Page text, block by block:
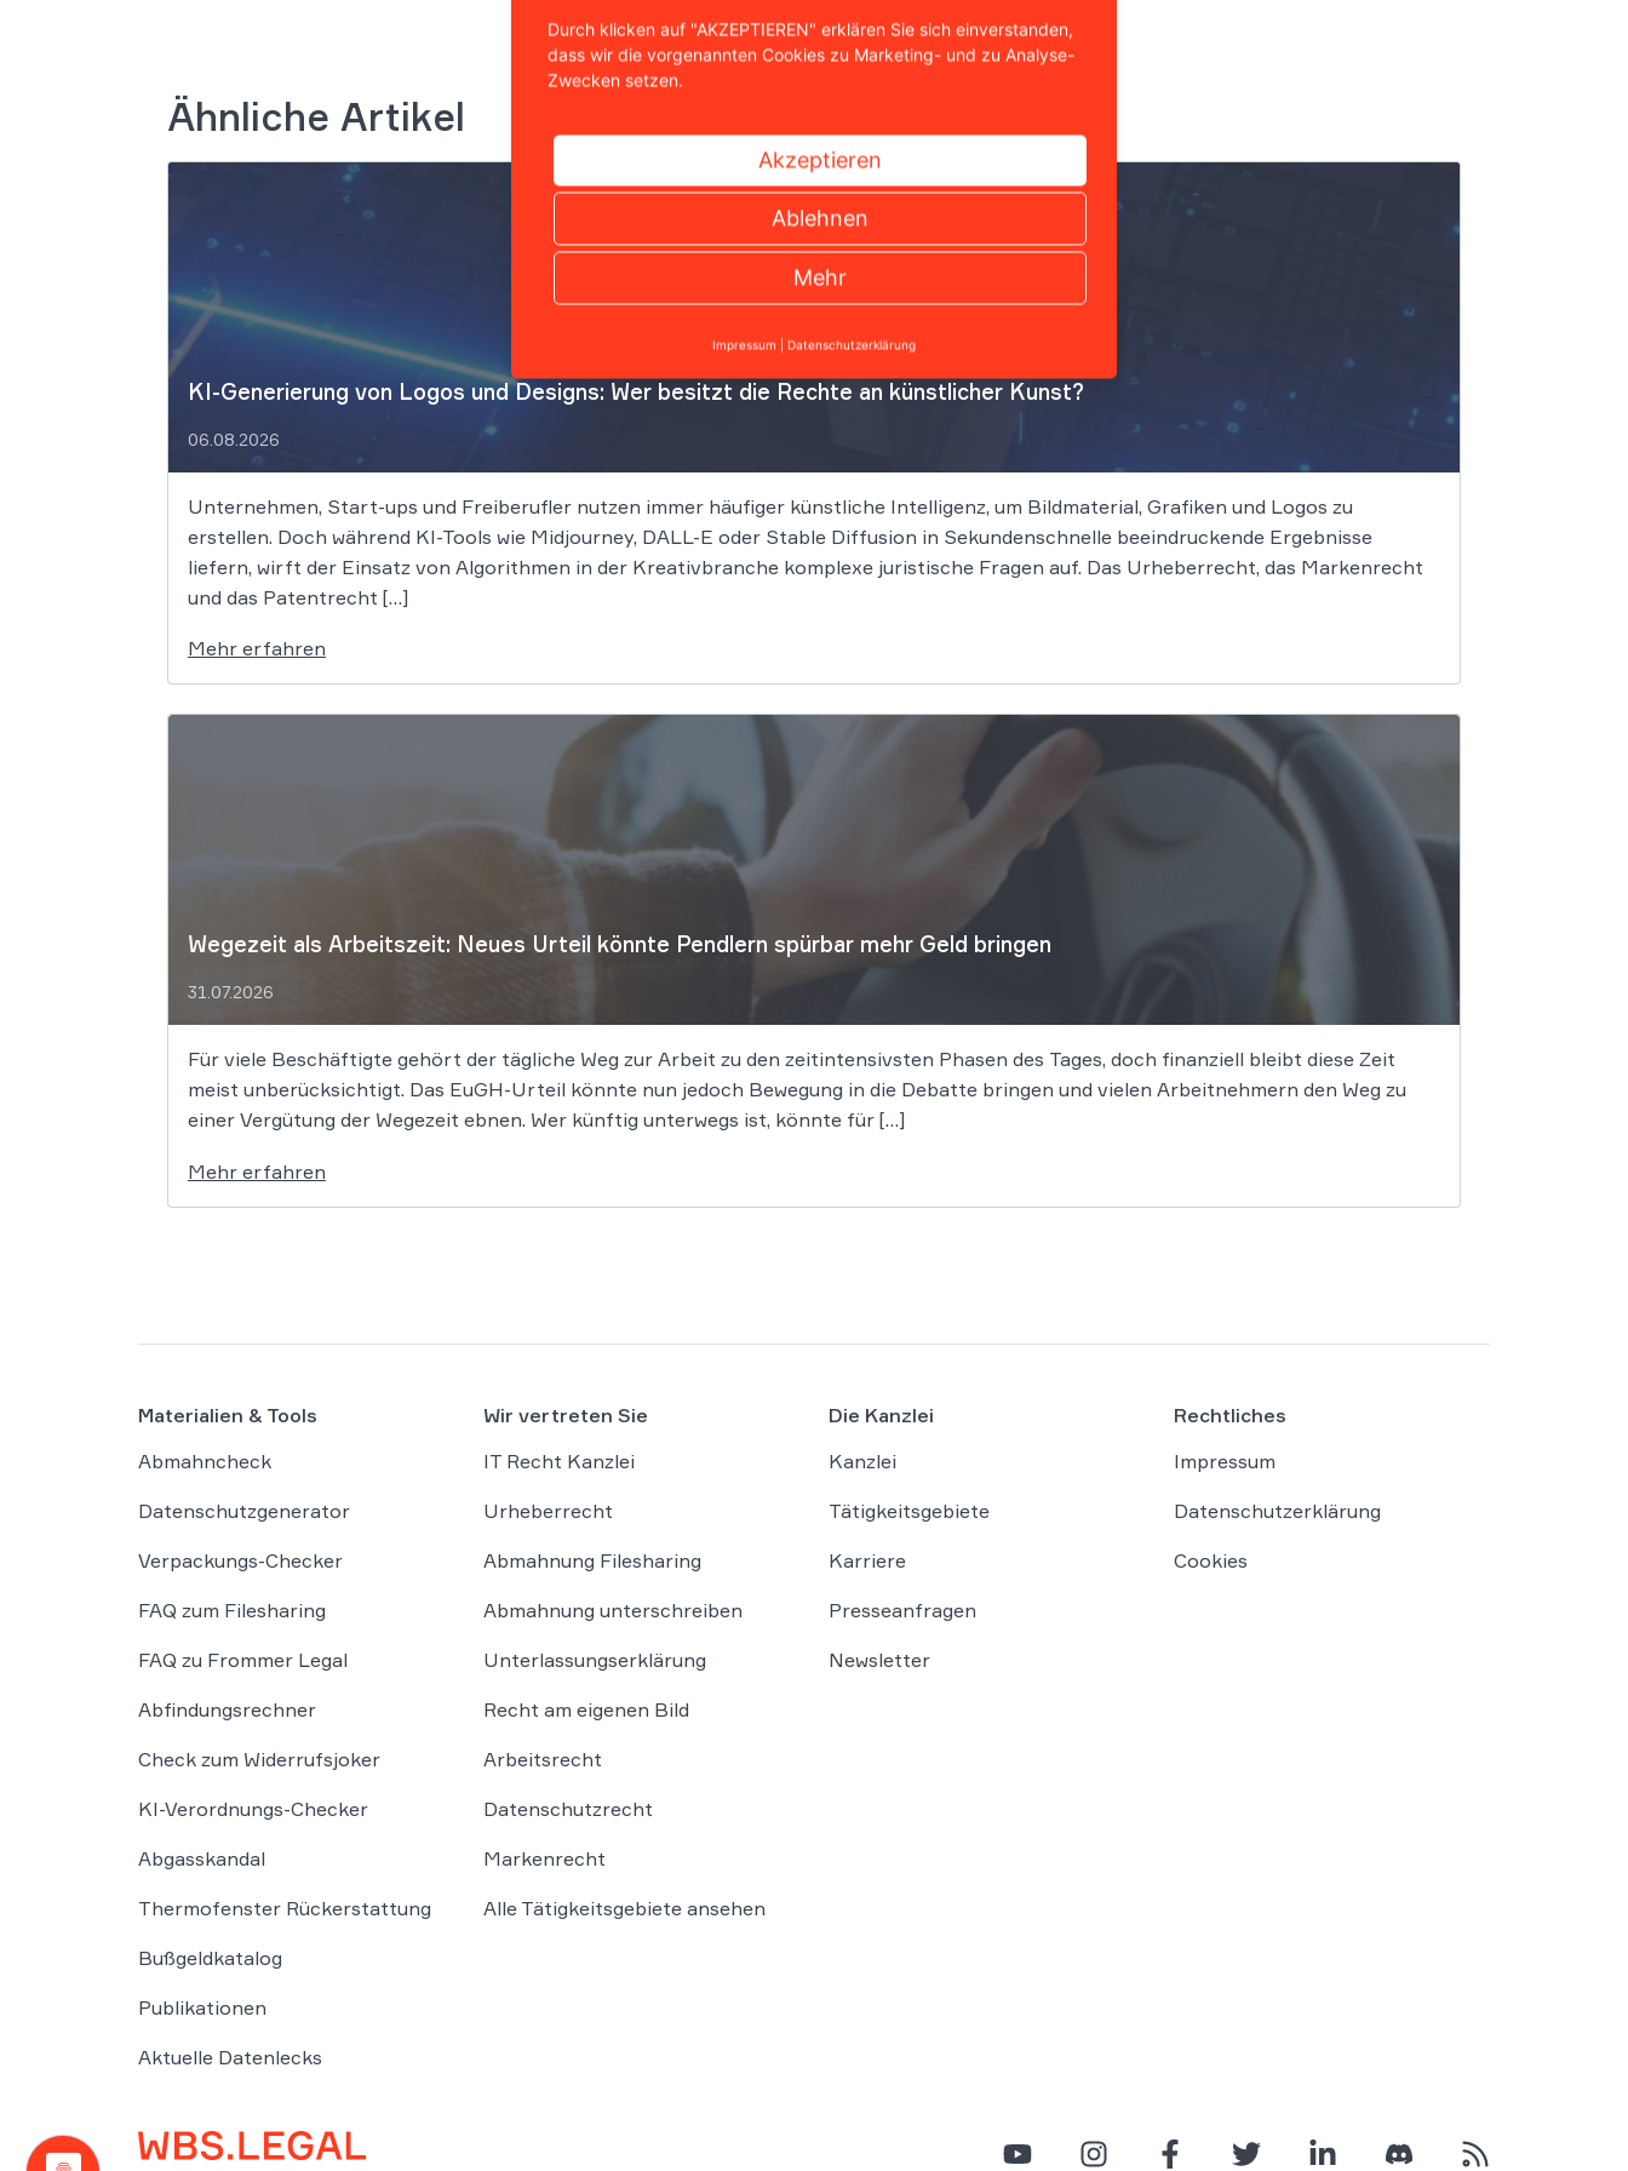
Ähnliche Artikel
KI-Generierung von Logos und Designs: Wer besitzt die Rechte an künstlicher Kunst?
06.08.2026
Unternehmen, Start-ups und Freiberufler nutzen immer häufiger künstliche Intelligenz, um Bildmaterial, Grafiken und Logos zu
erstellen. Doch während KI-Tools wie Midjourney, DALL-E oder Stable Diffusion in Sekundenschnelle beeindruckende Ergebnisse
liefern, wirft der Einsatz von Algorithmen in der Kreativbranche komplexe juristische Fragen auf. Das Urheberrecht, das Markenrecht
und das Patentrecht […]
Mehr erfahren
Wegezeit als Arbeitszeit: Neues Urteil könnte Pendlern spürbar mehr Geld bringen
31.07.2026
Für viele Beschäftigte gehört der tägliche Weg zur Arbeit zu den zeitintensivsten Phasen des Tages, doch finanziell bleibt diese Zeit
meist unberücksichtigt. Das EuGH-Urteil könnte nun jedoch Bewegung in die Debatte bringen und vielen Arbeitnehmern den Weg zu
einer Vergütung der Wegezeit ebnen. Wer künftig unterwegs ist, könnte für […]
Mehr erfahren
Materialien & Tools
Abmahncheck
Datenschutzgenerator
Verpackungs-Checker
FAQ zum Filesharing
FAQ zu Frommer Legal
Abfindungsrechner
Check zum Widerrufsjoker
KI-Verordnungs-Checker
Abgasskandal
Thermofenster Rückerstattung
Bußgeldkatalog
Publikationen
Aktuelle Datenlecks
Wir vertreten Sie
IT Recht Kanzlei
Urheberrecht
Abmahnung Filesharing
Abmahnung unterschreiben
Unterlassungserklärung
Recht am eigenen Bild
Arbeitsrecht
Datenschutzrecht
Markenrecht
Alle Tätigkeitsgebiete ansehen
Die Kanzlei
Kanzlei
Tätigkeitsgebiete
Karriere
Presseanfragen
Newsletter
Rechtliches
Impressum
Datenschutzerklärung
Cookies
Durch klicken auf "AKZEPTIEREN" erklären Sie sich einverstanden,
dass wir die vorgenannten Cookies zu Marketing- und zu Analyse-
Zwecken setzen.
Akzeptieren
Ablehnen
Mehr
Impressum | Datenschutzerklärung